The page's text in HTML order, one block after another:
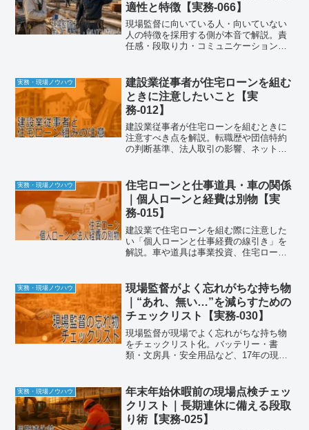
適性と特徴【実務-066】
現場監督に向いている人・向いていない
人の特徴を採用する側が本音で解説。責
任感・段取り力・コミュニケーション・
実務・現場ノウハウ
建設業従事者が住宅ローンを組む
ときに注意したいこと【実
務-012】
建設業従事者が住宅ローンを組むときに
注意すべき点を解説。転職歴や団信特約
の判断基準、法人取引の影響、ネット銀
実務・現場ノウハウ
住宅ローンと仕事道具・車の関係
｜個人ローンと経費は別物【実
務-015】
建設業で住宅ローンを組む際に注意した
い「個人ローンと仕事経費の線引き」を
解説。車や道具は事業投資、住宅ローン
実務・現場ノウハウ
現場監督がよく忘れがちな持ち物
｜“あれ、無い…”を減らすための
チェックリスト【実務-030】
現場監督が現場でよく忘れがちな持ち物
をチェックリスト化。バッテリー・書
類・文房具・安全用品など、17年の現場
実務・現場ノウハウ
年末年始休暇前の現場点検チェッ
クリスト｜長期連休に備える段取
り術【実務-025】